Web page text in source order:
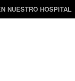
NUESTRO HOSPITAL